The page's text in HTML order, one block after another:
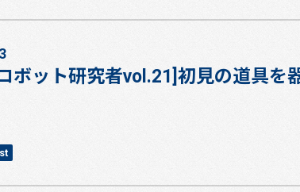
ボット研究者vol.21]初見の道具